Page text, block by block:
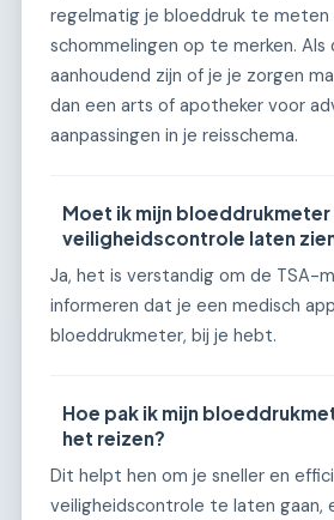
regelmatig je bloeddruk te meten
schommelingen op te merken. Als
aanhoudend zijn of je je zorgen
dan een arts of apotheker voor
aanpassingen in je reisschema.
Moet ik mijn bloeddrukmeter
veiligheidscontrole laten
Ja, het is verstandig om de TSA-
informeren dat je een medisch
bloeddrukmeter, bij je hebt.
Hoe pak ik mijn
het reizen?
Dit helpt hen om je sneller en
veiligheidscontrole te laten gaan,